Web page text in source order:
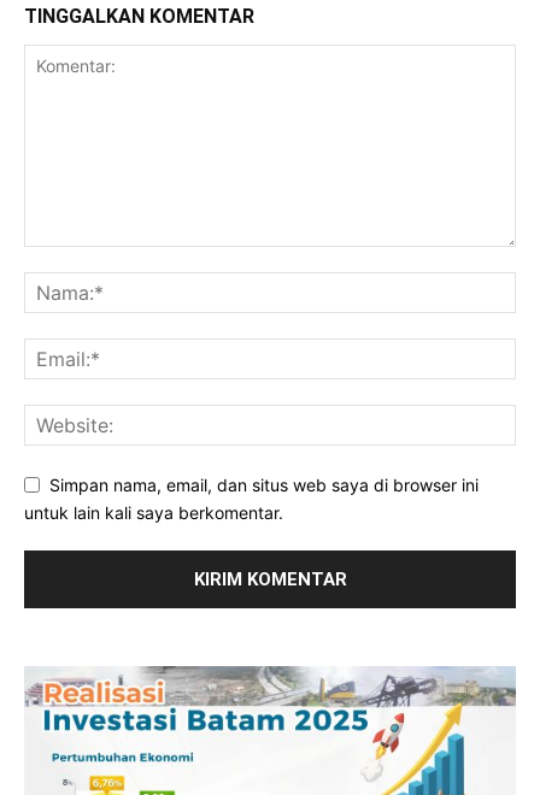
TINGGALKAN KOMENTAR
Simpan nama, email, dan situs web saya di browser ini
untuk lain kali saya berkomentar.